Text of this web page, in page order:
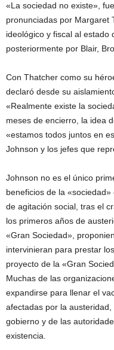
«La sociedad no existe»,
pronunciadas por Margaret
ideológico y fiscal al estado
posteriormente por Blair,
Con Thatcher como su
declaró desde su
«Realmente existe la
meses de encierro, la idea
«estamos todos juntos en
Johnson y los jefes que
Johnson no es el único
beneficios de la
de agitación social, tras el
los primeros años de
«Gran Sociedad»,
intervinieran para prestar
proyecto de la «Gran
Muchas de las
expandirse para llenar el
afectadas por la
gobierno y de las
existencia.